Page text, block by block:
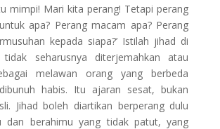
mimpi! Mari kita perang! Tetapi perang
apa? Perang macam apa? Perang
kepada siapa?’ Istilah jihad di
seharusnya diterjemahkan atau
melawan orang yang berbeda
habis. Itu ajaran sesat, bukan
Jihad boleh diartikan berperang dulu
dan berahimu yang tidak patut, yang